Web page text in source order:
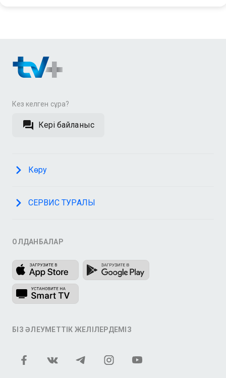
Кез келген сұрақ?
Кері байланыс
Көру
СЕРВИС ТУРАЛЫ
ҚОЛДАНБАЛАР
БІЗ ӘЛЕУМЕТТІК ЖЕЛІЛЕРДЕМІЗ